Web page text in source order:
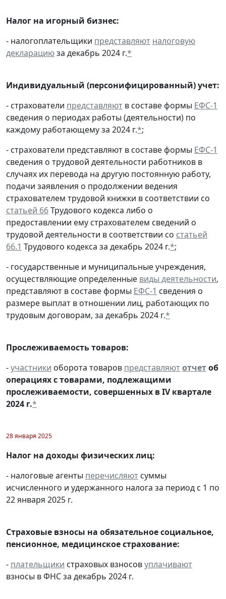
Налог на игорный бизнес:
- налогоплательщики представляют налоговую
декларациюза декабрь 2024 г.*
Индивидуальный (персонифицированный) учет:
- страхователи представляют в составе формы ЕФС-1
сведения о периодах работы (деятельности) по
каждому работающему за 2024 г.*;
- страхователи представляют в составе формы ЕФС-1
сведения о трудовой деятельности работников в
случаях их перевода на другую постоянную работу,
подачи заявления о продолжении ведения
страхователем трудовой книжки в соответствии со
статьей 66Трудового кодекса либо о
предоставлении ему страхователем сведений о
трудовой деятельности в соответствии со статьей
66.1 Трудового кодекса за декабрь 2024 г.*;
- государственные и муниципальные учреждения,
осуществляющие определенные виды деятельности,
представляют в составе формы ЕФС-1 сведения о
размере выплат в отношении лиц, работающих по
трудовым договорам, за декабрь 2024 г.*
Прослеживаемость товаров:
-участники оборота товаров представляютотчетоб
операциях с товарами, подлежащими
прослеживаемости, совершенных в IV квартале
2024 г.*
28 января 2025
Налог на доходы физических лиц:
- налоговые агенты перечисляют суммы
исчисленного и удержанного налога за период с 1 по
22 января 2025 г.
Страховые взносы на обязательное социальное,
пенсионное, медицинское страхование:
- плательщики страховых взносовуплачивают
взносы в ФНС за декабрь 2024 г.